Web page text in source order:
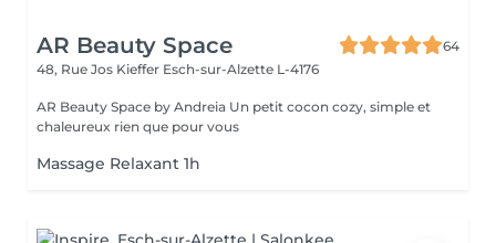
AR Beauty Space
64
48, Rue Jos Kieffer Esch-sur-Alzette L-4176
AR Beauty Space by Andreia Un petit cocon cozy, simple et
chaleureux rien que pour vous
Massage Relaxant 1h